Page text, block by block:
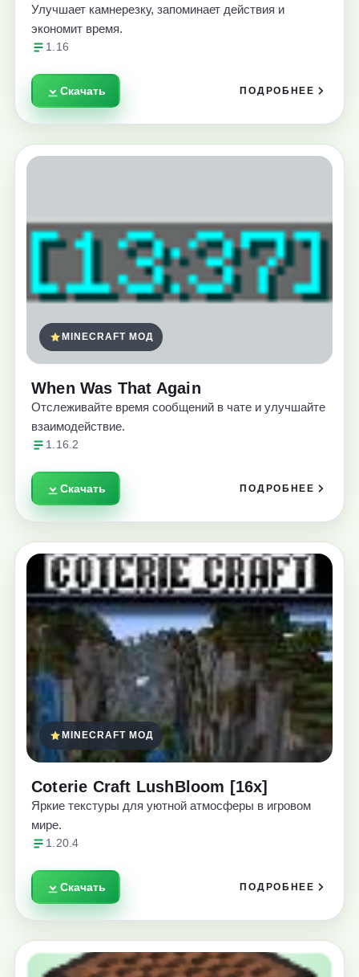
Улучшает камнерезку, запоминает действия и
экономит время.
1.16
Скачать ПОДРОБНЕЕ
MINECRAFT МОД
When Was That Again
Отслеживайте время сообщений в чате и улучшайте
взаимодействие.
1.16.2
Скачать ПОДРОБНЕЕ
MINECRAFT МОД
Coterie Craft LushBloom [16x]
Яркие текстуры для уютной атмосферы в игровом
мире.
1.20.4
Скачать ПОДРОБНЕЕ